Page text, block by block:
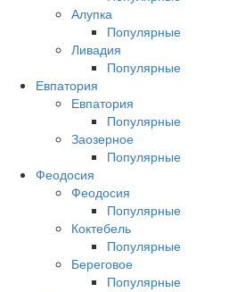
Алупка
Популярные
Ливадия
Популярные
Евпатория
Евпатория
Популярные
Заозерное
Популярные
Феодосия
Феодосия
Популярные
Коктебель
Популярные
Береговое
Популярные